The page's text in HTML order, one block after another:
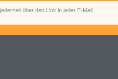
über den Link in jeder E-Mail.